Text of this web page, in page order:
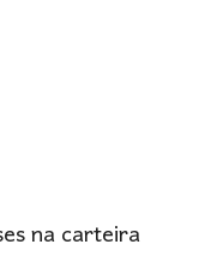
na carteira